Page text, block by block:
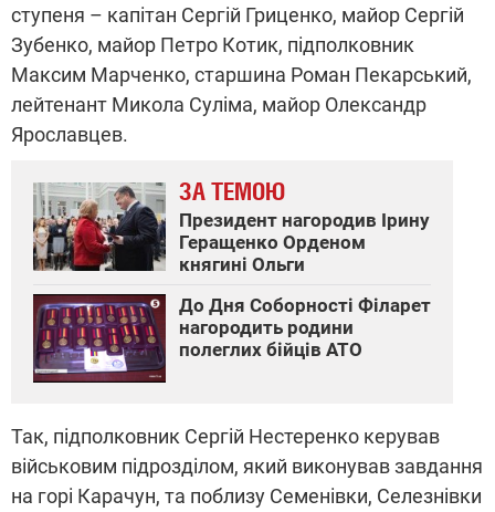
ступеня – капітан Сергій Гриценко, майор Сергій
Зубенко, майор Петро Котик, підполковник
Максим Марченко, старшина Роман Пекарський,
лейтенант Микола Суліма, майор Олександр
Ярославцев.
ЗА ТЕМОЮ
Президент нагородив Ірину
Геращенко Орденом
княгині Ольги
До Дня Соборності Філарет
нагородить родини
полеглих бійців АТО
Так, підполковник Сергій Нестеренко керував
військовим підрозділом, який виконував завдання
на горі Карачун, та поблизу Семенівки, Селезнівки